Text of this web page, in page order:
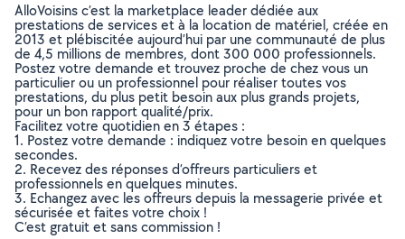
AlloVoisins c’est la marketplace leader dédiée aux
prestations de services et à la location de matériel, créée en
2013 et plébiscitée aujourd’hui par une communauté de plus
de 4,5 millions de membres, dont 300 000 professionnels.
Postez votre demande et trouvez proche de chez vous un
particulier ou un professionnel pour réaliser toutes vos
prestations, du plus petit besoin aux plus grands projets,
pour un bon rapport qualité/prix.
Facilitez votre quotidien en 3 étapes :
1. Postez votre demande : indiquez votre besoin en quelques
secondes.
2. Recevez des réponses d’offreurs particuliers et
professionnels en quelques minutes.
3. Echangez avec les offreurs depuis la messagerie privée et
sécurisée et faites votre choix !
C’est gratuit et sans commission !